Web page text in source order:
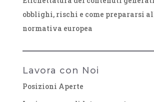
obblighi, rischi e come prepararsi
normativa europea
Lavora con Noi
Posizioni Aperte